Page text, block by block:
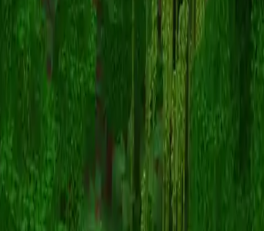
Pepe_the_frog
スキン一覧に戻る